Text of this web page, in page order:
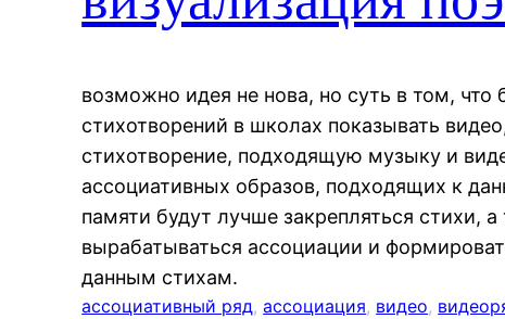
возможно идея не нова, но суть в том,
стихотворений в школах показывать
стихотворение, подходящую музыку и
ассоциативных образов, подходящих к
памяти будут лучше закрепляться стихи,
вырабатываться ассоциации и
данным стихам.
ассоциативный ряд, ассоциация, видео,